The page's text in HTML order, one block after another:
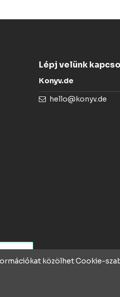
Lépj velünk
Konyv.de
hello@konyv.de
közölhet Cookie-